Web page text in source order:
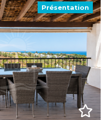
Présentation